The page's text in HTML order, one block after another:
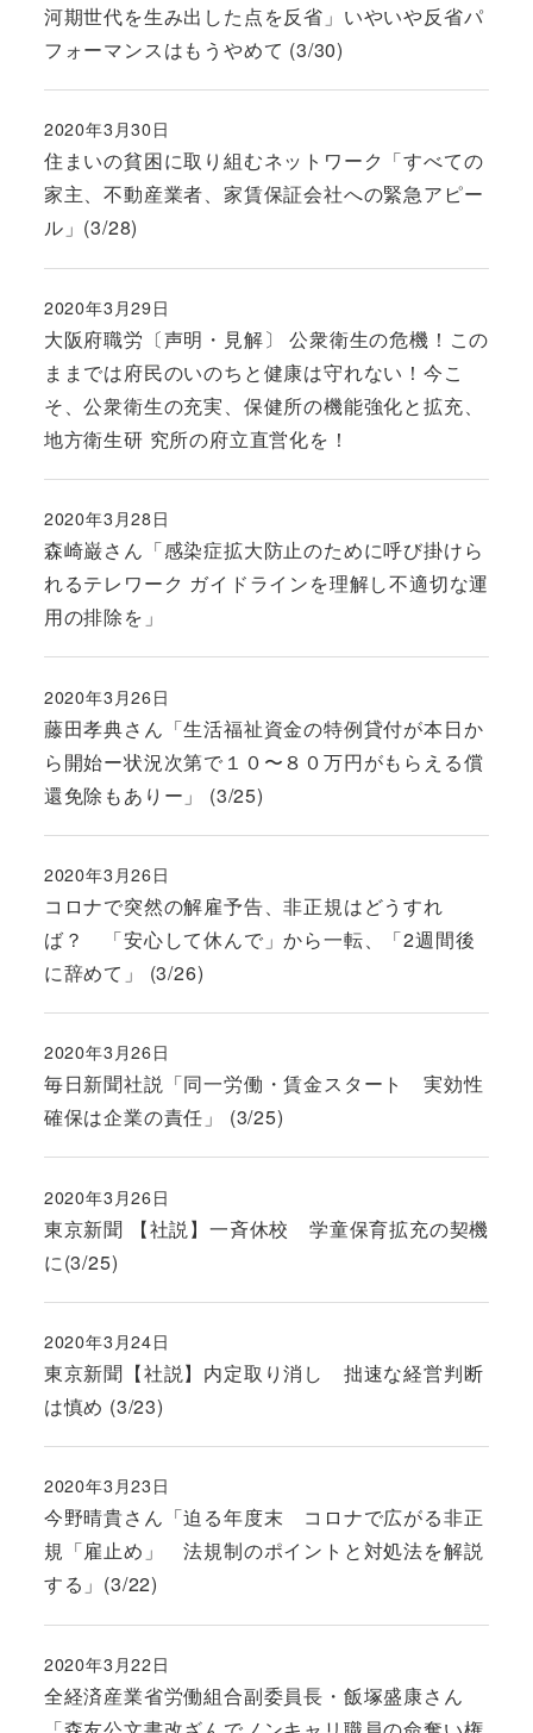
河期世代を生み出した点を反省」いやいや反省パ
フォーマンスはもうやめて (3/30)
住まいの貧困に取り組むネットワーク「すべての
家主、不動産業者、家賃保証会社への緊急アピー
ル」(3/28)
投稿日
2020年3月30日
大阪府職労〔声明・見解〕 公衆衛生の危機！この
ままでは府民のいのちと健康は守れない！今こ
そ、公衆衛生の充実、保健所の機能強化と拡充、
地方衛生研 究所の府立直営化を！
投稿日
2020年3月29日
森崎巌さん「感染症拡大防止のために呼び掛けら
れるテレワーク ガイドラインを理解し不適切な運
用の排除を」
投稿日
2020年3月28日
藤田孝典さん「生活福祉資金の特例貸付が本日か
ら開始ー状況次第で１０〜８０万円がもらえる償
還免除もありー」 (3/25)
投稿日
2020年3月26日
コロナで突然の解雇予告、非正規はどうすれ
ば？ 「安心して休んで」から一転、「2週間後
に辞めて」 (3/26)
投稿日
2020年3月26日
毎日新聞社説「同一労働・賃金スタート 実効性
確保は企業の責任」 (3/25)
投稿日
2020年3月26日
東京新聞 【社説】一斉休校 学童保育拡充の契機
に(3/25)
投稿日
2020年3月26日
東京新聞【社説】内定取り消し 拙速な経営判断
は慎め (3/23)
投稿日
2020年3月24日
今野晴貴さん「迫る年度末 コロナで広がる非正
規「雇止め」 法規制のポイントと対処法を解説
する」(3/22)
投稿日
2020年3月23日
全経済産業省労働組合副委員長・飯塚盛康さん
投稿日
2020年3月22日